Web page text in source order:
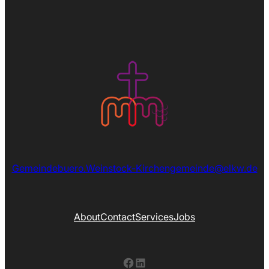
Gemeindebuero.Weinstock-Kirchengemeinde@elkw.de
AboutContactServicesJobs
Facebook LinkedIn